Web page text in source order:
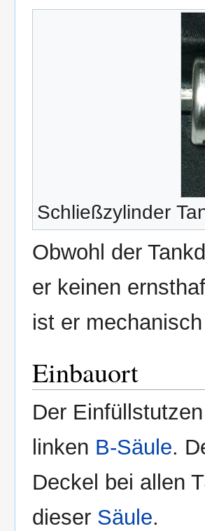
Schließzylinder
Obwohl der
er keinen
ist er
Einbauort
Der
linken B-Säule.
Deckel bei allen
dieser Säule.